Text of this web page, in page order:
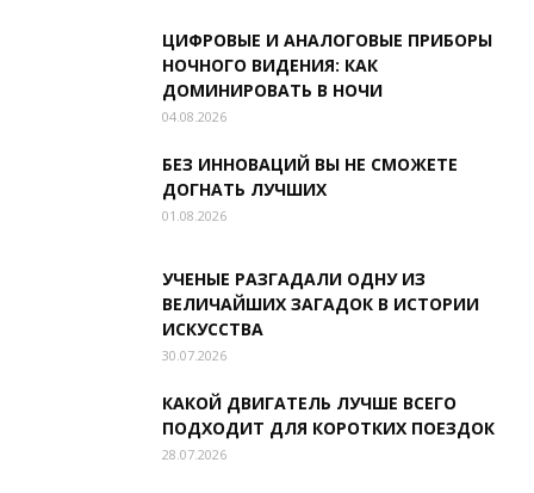
ЦИФРОВЫЕ И АНАЛОГОВЫЕ ПРИБОРЫ
НОЧНОГО ВИДЕНИЯ: КАК
ДОМИНИРОВАТЬ В НОЧИ
04.08.2026
БЕЗ ИННОВАЦИЙ ВЫ НЕ СМОЖЕТЕ
ДОГНАТЬ ЛУЧШИХ
01.08.2026
УЧЕНЫЕ РАЗГАДАЛИ ОДНУ ИЗ
ВЕЛИЧАЙШИХ ЗАГАДОК В ИСТОРИИ
ИСКУССТВА
30.07.2026
КАКОЙ ДВИГАТЕЛЬ ЛУЧШЕ ВСЕГО
ПОДХОДИТ ДЛЯ КОРОТКИХ ПОЕЗДОК
28.07.2026